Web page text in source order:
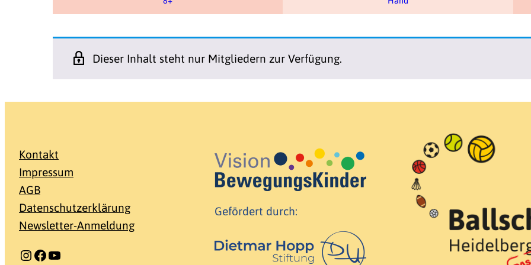
Dieser Inhalt steht nur Mitgliedern zur Verfügung.
Kontakt
Impressum
AGB
Datenschutzerklärung
Newsletter-Anmeldung
Instagram Facebook YouTube
Gefördert durch: